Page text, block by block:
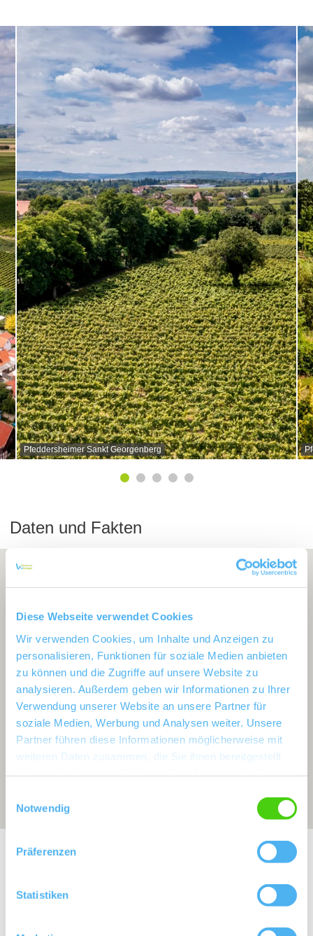
Diese Webseite verwendet Cookies
Wir verwenden Cookies, um Inhalte und Anzeigen zu
personalisieren, Funktionen für soziale Medien anbieten
zu können und die Zugriffe auf unsere Website zu
analysieren. Außerdem geben wir Informationen zu Ihrer
Verwendung unserer Website an unsere Partner für
soziale Medien, Werbung und Analysen weiter. Unsere
Partner führen diese Informationen möglicherweise mit
weiteren Daten zusammen, die Sie ihnen bereitgestellt
Notwendig
Präferenzen
Statistiken
Pfeddersheimer Sankt Georgenberg
Daten und Fakten
Exposition: Süd